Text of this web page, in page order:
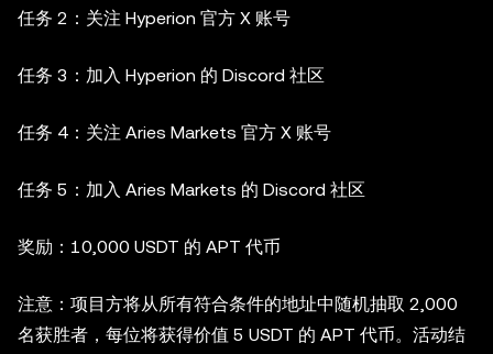
任务 2：关注 Hyperion 官方 X 账号
任务 3：加入 Hyperion 的 Discord 社区
任务 4：关注 Aries Markets 官方 X 账号
任务 5：加入 Aries Markets 的 Discord 社区
奖励：10,000 USDT 的 APT 代币
注意：项目方将从所有符合条件的地址中随机抽取 2,000
名获胜者，每位将获得价值 5 USDT 的 APT 代币。活动结